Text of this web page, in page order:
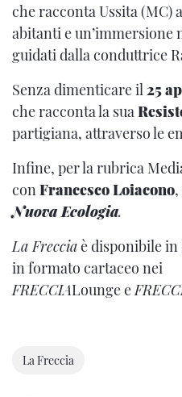
che racconta Ussita (MC)
abitanti e un’immersione
guidati dalla conduttrice
Senza dimenticare il 25
che racconta la sua
partigiana, attraverso le
Infine, per la rubrica
con Francesco Loiacono
Nuova Ecologia.
La Frecciaè disponibile in
in formato cartaceo nei
FRECCIALounge e
La Freccia